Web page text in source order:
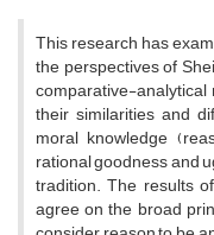
This research has
the perspectives of
comparative-
their similarities and
moral knowledge
rational goodness and
tradition. The results
agree on the broad